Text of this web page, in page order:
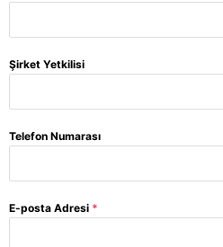
Şirket Yetkilisi
Telefon Numarası
E-posta Adresi *